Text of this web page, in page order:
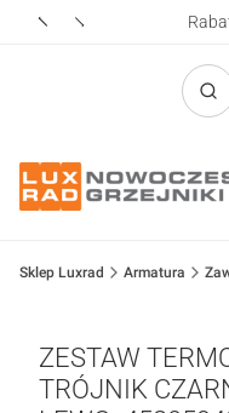
Sklep Luxrad Armatura
ZESTAW
TRÓJNIK